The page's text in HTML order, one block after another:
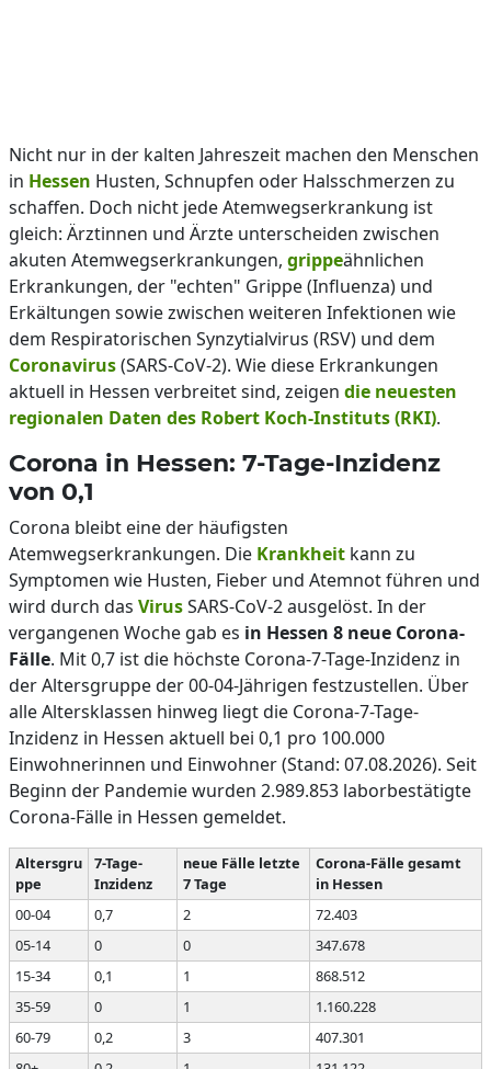
Nicht nur in der kalten Jahreszeit machen den Menschen
in Hessen Husten, Schnupfen oder Halsschmerzen zu
schaffen. Doch nicht jede Atemwegserkrankung ist
gleich: Ärztinnen und Ärzte unterscheiden zwischen
akuten Atemwegserkrankungen, grippeähnlichen
Erkrankungen, der "echten" Grippe (Influenza) und
Erkältungen sowie zwischen weiteren Infektionen wie
dem Respiratorischen Synzytialvirus (RSV) und dem
Coronavirus(SARS-CoV-2). Wie diese Erkrankungen
aktuell in Hessen verbreitet sind, zeigen die neuesten
regionalen Daten des Robert Koch-Instituts (RKI).
Corona in Hessen: 7-Tage-Inzidenz
von 0,1
Corona bleibt eine der häufigsten
Atemwegserkrankungen. Die Krankheit kann zu
Symptomen wie Husten, Fieber und Atemnot führen und
wird durch das VirusSARS-CoV-2 ausgelöst. In der
vergangenen Woche gab es in Hessen 8 neue Corona-
Fälle. Mit 0,7 ist die höchste Corona-7-Tage-Inzidenz in
der Altersgruppe der 00-04-Jährigen festzustellen. Über
alle Altersklassen hinweg liegt die Corona-7-Tage-
Inzidenz in Hessen aktuell bei 0,1 pro 100.000
Einwohnerinnen und Einwohner (Stand: 07.08.2026). Seit
Beginn der Pandemie wurden 2.989.853 laborbestätigte
Corona-Fälle in Hessen gemeldet.
Altersgru
ppe
7-Tage-
Inzidenz
neue Fälle letzte
7 Tage
Corona-Fälle gesamt
in Hessen
00-04
0,7 2
72.403
05-14
0 0
347.678
15-34
0,1 1
868.512
35-59
0 1
1.160.228
60-79
0,2 3
407.301